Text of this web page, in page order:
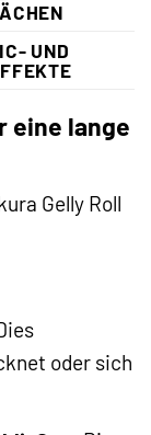
UND
eine lange
Gelly Roll
oder sich